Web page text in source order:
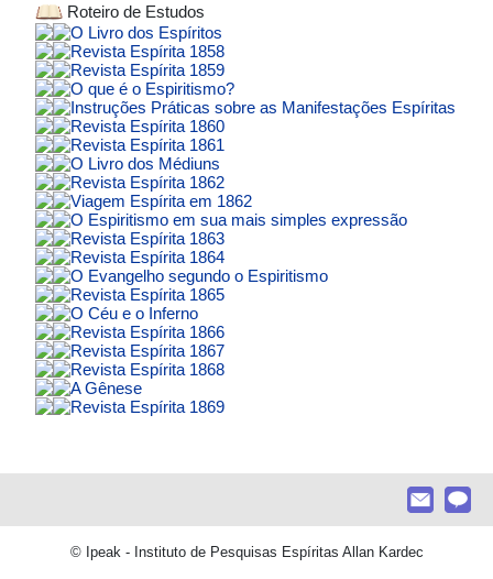
Roteiro de Estudos
O Livro dos Espíritos
Revista Espírita 1858
Revista Espírita 1859
O que é o Espiritismo?
Instruções Práticas sobre as Manifestações Espíritas
Revista Espírita 1860
Revista Espírita 1861
O Livro dos Médiuns
Revista Espírita 1862
Viagem Espírita em 1862
O Espiritismo em sua mais simples expressão
Revista Espírita 1863
Revista Espírita 1864
O Evangelho segundo o Espiritismo
Revista Espírita 1865
O Céu e o Inferno
Revista Espírita 1866
Revista Espírita 1867
Revista Espírita 1868
A Gênese
Revista Espírita 1869
© Ipeak - Instituto de Pesquisas Espíritas Allan Kardec